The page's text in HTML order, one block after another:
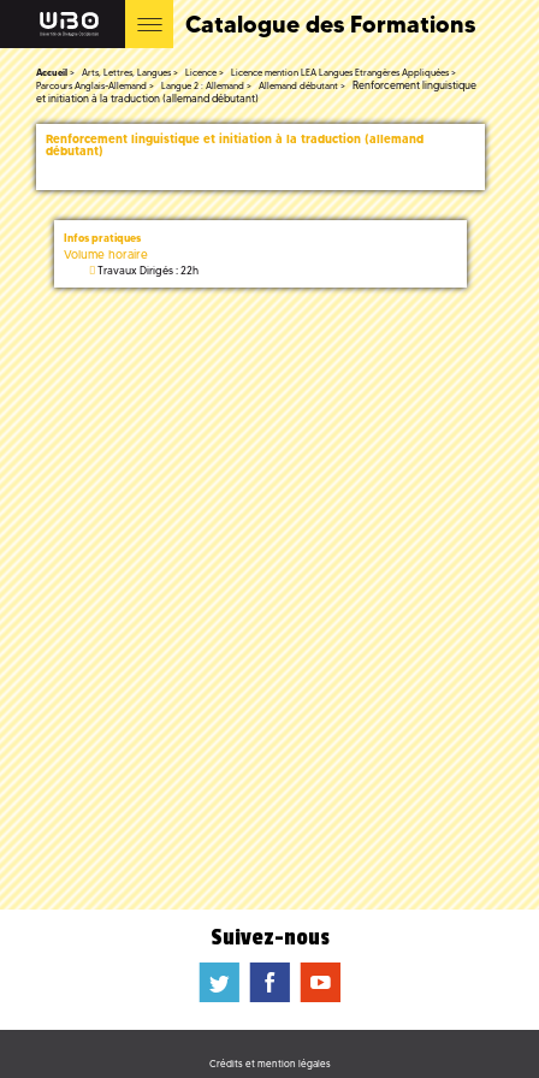
Catalogue des Formations
Accueil Arts, Lettres, Langues Licence
Licence mention LEA Langues Etrangères Appliquées
Parcours Anglais-Allemand
Langue 2 : Allemand Allemand débutant
Renforcement linguistique
et initiation à la traduction (allemand débutant)
Renforcement linguistique et initiation à la traduction (allemand
débutant)
Infos pratiques
Volume horaire
Travaux Dirigés : 22h
Suivez-nous
a b f
Crédits et mention légales